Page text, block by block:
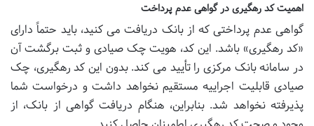
اهمیت کد رهگیری در گواهی عدم پرداخت
گواهی عدم پرداختی که از بانک دریافت می کنید، باید حتماً دارای
«کد رهگیری» باشد. این کد، هویت چک صیادی و ثبت برگشت آن
در سامانه بانک مرکزی را تأیید می کند. بدون این کد رهگیری، چک
صیادی قابلیت اجراییه مستقیم نخواهد داشت و درخواست شما
پذیرفته نخواهد شد. بنابراین، هنگام دریافت گواهی از بانک، از